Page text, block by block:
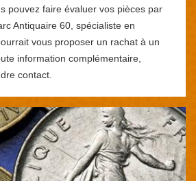
pouvez faire évaluer vos pièces par
Antiquaire 60, spécialiste en
vous proposer un rachat à un
information complémentaire,
contact.